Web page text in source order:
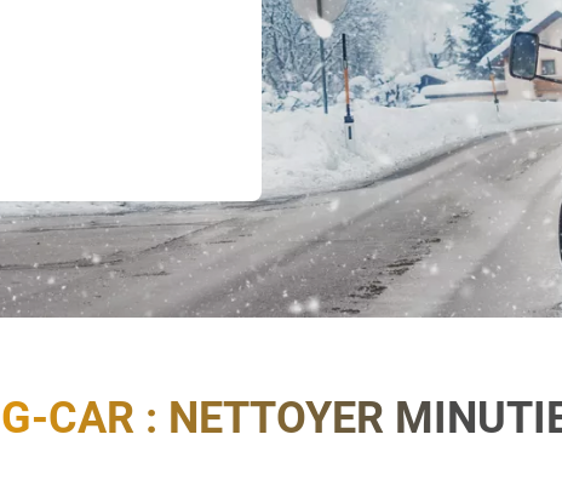
CAR : NETTOYER